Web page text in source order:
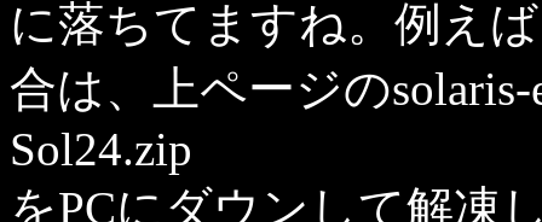
に落ちてますね。例え
合は、上ページの
Sol24.zip
をPCにダウンして解凍